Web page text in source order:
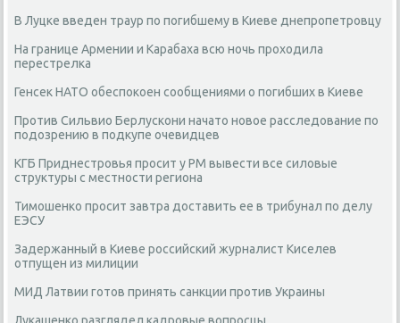
В Луцке введен траур по погибшему в Киеве днепропетровцу
На границе Армении и Карабаха всю ночь проходила
перестрелка
Генсек НАТО обеспокоен сообщениями о погибших в Киеве
Против Сильвио Берлускони начато новое расследование по
подозрению в подкупе очевидцев
КГБ Приднестровья просит у РМ вывести все силовые
структуры с местности региона
Тимошенко просит завтра доставить ее в трибунал по делу
ЕЭСУ
Задержанный в Киеве российский журналист Киселев
отпущен из милиции
МИД Латвии готов принять санкции против Украины